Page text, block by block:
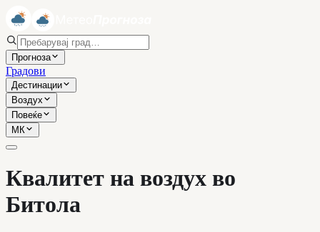
Прогноза
Градови
Дестинации
Воздух
Повеќе
МК
Квалитет на воздух во
Битола